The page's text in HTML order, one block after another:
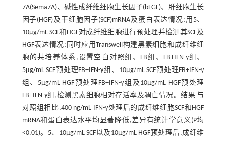
7A(Sema7A)、碱性成纤维细胞生长因子(bFGF)、肝细胞生长
因子(HGF)及干细胞因子(SCF)mRNA及蛋白表达情况;用5、
10μg/mL SCF和HGF对成纤维细胞进行预处理并检测其SCF及
HGF表达情况;同时应用Transwell构建黑素细胞和成纤维细
胞的共培养体系,设置空白对照组、FB组、FB+IFN-γ组、
5μg/mL SCF预处理FB+IFN-γ组、10μg/mL SCF预处理FB+IFN-γ
组、5μg/mL HGF预处理FB+IFN-γ组及10μg/mL HGF预处理
FB+IFN-γ组,检测黑素细胞相对存活率及凋亡情况。结果 与
对照组相比,400 ng/mL IFN-γ处理后的成纤维细胞SCF和HGF
mRNA和蛋白表达水平均显著降低,差异有统计学意义(P均
<0.01)。5、10μg/mL SCF以及10μg/mL HGF预处理后,成纤维